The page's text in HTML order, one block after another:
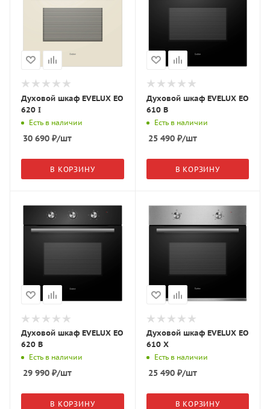
Духовой шкаф EVELUX EO
620 I
Есть в наличии
30 690 ₽/шт
В КОРЗИНУ
Духовой шкаф EVELUX EO
610 B
Есть в наличии
25 490₽/шт
В КОРЗИНУ
Духовой шкаф EVELUX EO
620 B
Есть в наличии
29 990 ₽/шт
В КОРЗИНУ
Духовой шкаф EVELUX EO
610 X
Есть в наличии
25 490₽/шт
В КОРЗИНУ